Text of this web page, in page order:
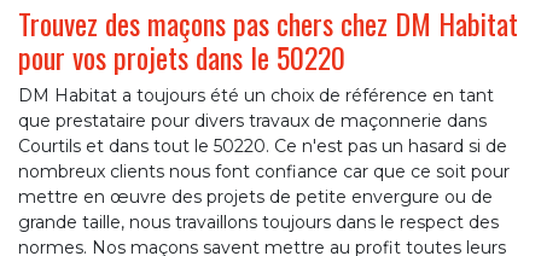
Trouvez des maçons pas chers chez DM Habitat
pour vos projets dans le 50220
DM Habitat a toujours été un choix de référence en tant
que prestataire pour divers travaux de maçonnerie dans
Courtils et dans tout le 50220. Ce n'est pas un hasard si de
nombreux clients nous font confiance car que ce soit pour
mettre en œuvre des projets de petite envergure ou de
grande taille, nous travaillons toujours dans le respect des
normes. Nos maçons savent mettre au profit toutes leurs